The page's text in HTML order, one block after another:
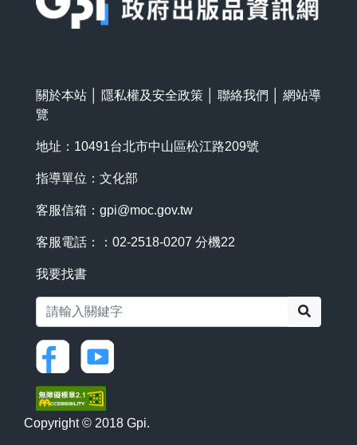
關於本站 隱私權及安全政策 聯絡我們
網站導
覽
地址：10491台北市中山區松江路209號
指導單位：文化部
客服信箱： gpi@moc.gov.tw
客服電話：：02-2518-0207 分機22
我要找書
Copyright © 2018 Gpi.